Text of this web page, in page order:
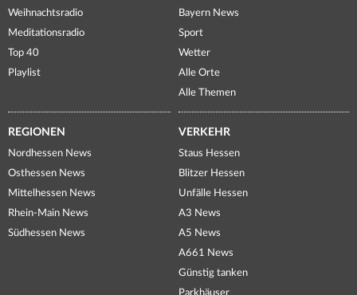
Weihnachtsradio
Meditationsradio
Top 40
Playlist
Bayern News
Sport
Wetter
Alle Orte
Alle Themen
REGIONEN
Nordhessen News
Osthessen News
Mittelhessen News
Rhein-Main News
Südhessen News
VERKEHR
Staus Hessen
Blitzer Hessen
Unfälle Hessen
A3 News
A5 News
A661 News
Günstig tanken
Parkhäuser